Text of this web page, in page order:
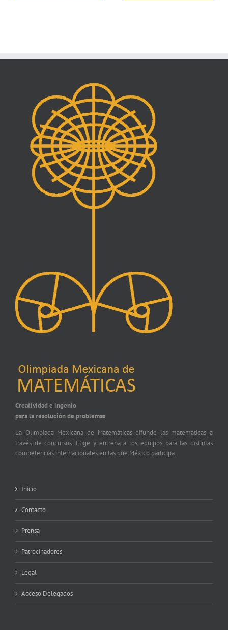
Creatividad e ingenio
para la resolución de problemas
La Olimpiada Mexicana de Matemáticas difunde las matemáticas a
través de concursos. Elige y entrena a los equipos para las distintas
competencias internacionales en las que México participa.
Inicio
Contacto
Prensa
Patrocinadores
Legal
Acceso Delegados